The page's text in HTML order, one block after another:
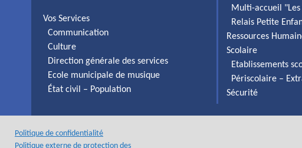
Vos Services
Communication
Culture
Direction générale des services
Ecole municipale de musique
État civil – Population
Multi-accueil
Relais Petite
Ressources
Scolaire
Etablissements
Périscolaire –
Sécurité
Politique de confidentialité
Politique externe de protection des